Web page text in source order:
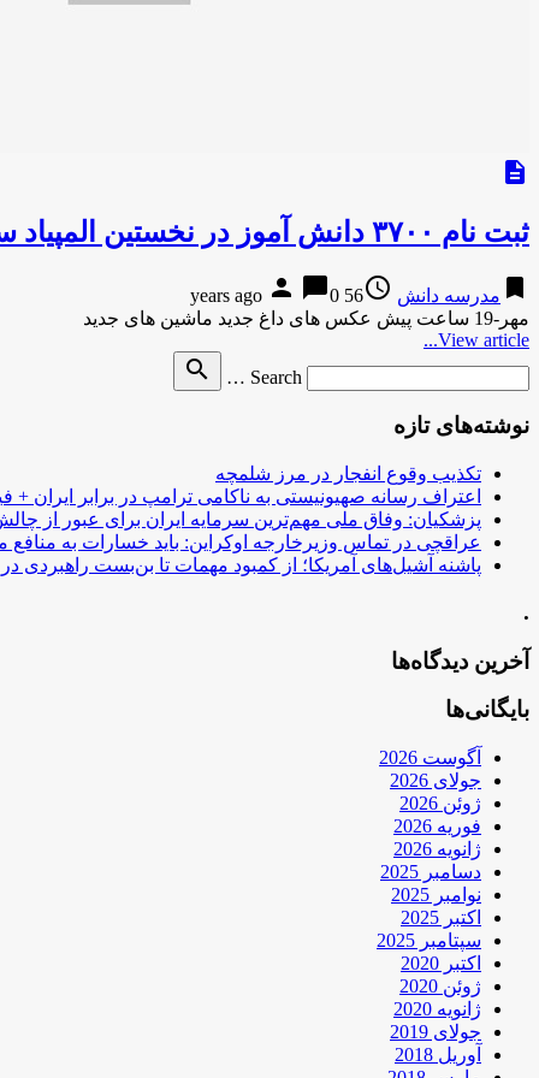
description
ثبت نام ۳۷۰۰ دانش آموز در نخستین المپیاد سلول های بنیادی
bookmark مدرسه دانش access_time
56 years ago
person chat_bubble0
مهر-19 ساعت پیش عکس های داغ جدید ماشین های جدید
View article...
Search …
search
نوشته‌های تازه
تکذیب وقوع انفجار در مرز شلمچه
اعتراف رسانه صهیونیستی به ناکامی ترامپ در برابر ایران +
پزشکیان: وفاق ملی مهم‌ترین سرمایه ایران برای عبور از
عراقچی در تماس وزیرخارجه اوکراین: باید خسارات به منافع
پاشنه آشیل‌های آمریکا؛ از کمبود مهمات تا بن‌بست راهبردی در
.
آخرین دیدگاه‌ها
بایگانی‌ها
آگوست 2026
جولای 2026
ژوئن 2026
فوریه 2026
ژانویه 2026
دسامبر 2025
نوامبر 2025
اکتبر 2025
سپتامبر 2025
اکتبر 2020
ژوئن 2020
ژانویه 2020
جولای 2019
آوریل 2018